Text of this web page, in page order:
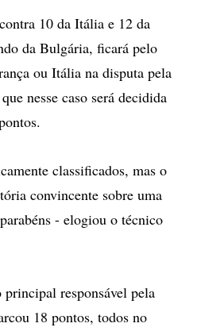
10 da Itália e 12 da
da Bulgária, ficará pelo
ou Itália na disputa pela
nesse caso será decidida
classificados, mas o
convincente sobre uma
- elogiou o técnico
responsável pela
18 pontos, todos no